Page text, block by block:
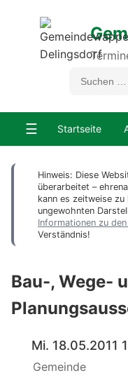
☰ Startseite
Hinweis: Diese
überarbeitet –
kann es zeitweise
ungewohnten
Informationen zu
Verständnis!
Bau-, Wege-
Mi. 18.05.2011
Gemeinde